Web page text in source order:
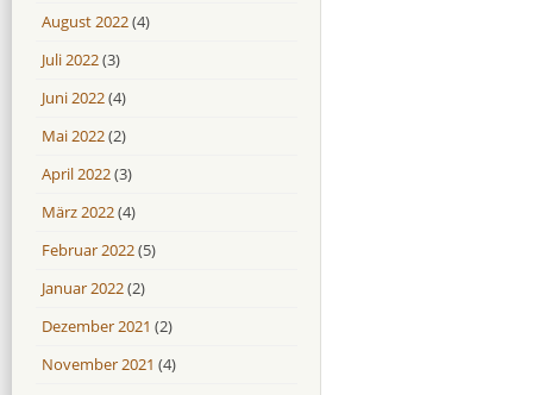
August 2022(4)
Juli 2022(3)
Juni 2022(4)
Mai 2022(2)
April 2022(3)
März 2022(4)
Februar 2022(5)
Januar 2022(2)
Dezember 2021 (2)
November 2021 (4)